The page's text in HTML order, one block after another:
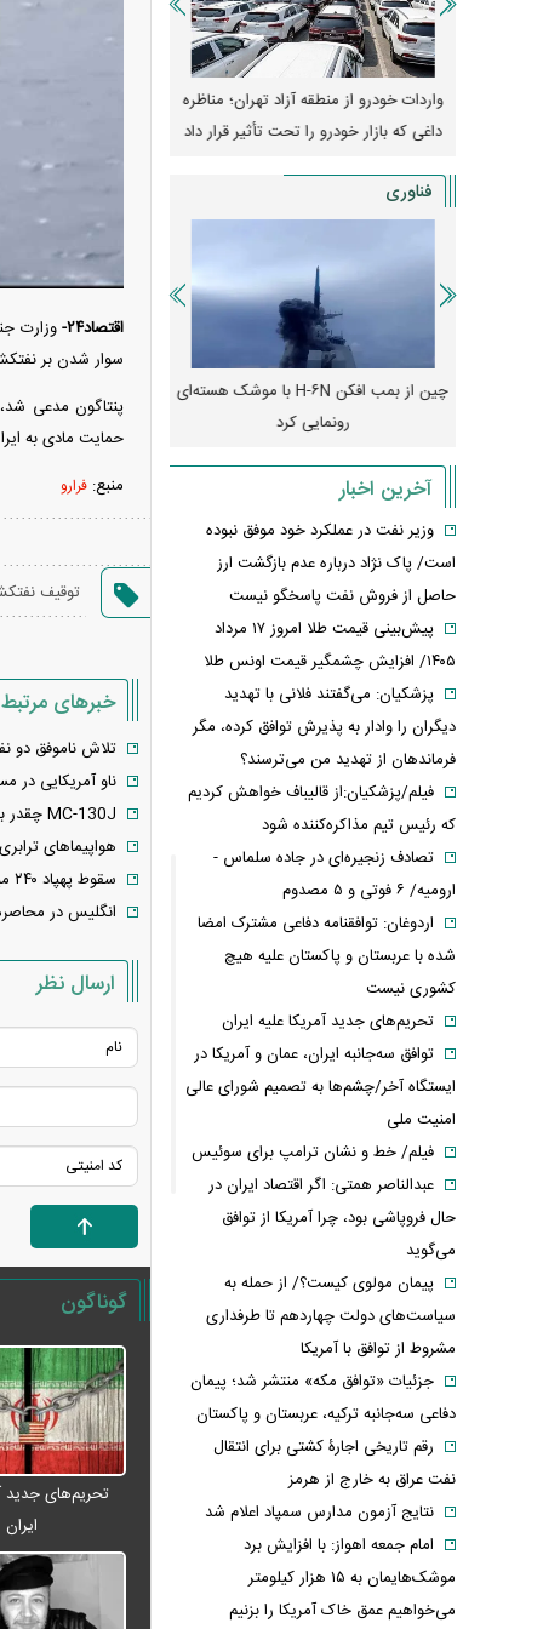
اقتصاد۲۴-
وزارت
سوار شدن بر
پنتاگون مدعی
حمایت مادی به
منبع: فرارو
توقیف
خبرهای مرتبط
تلاش ناموفق دو
ناو آمریکایی در
MC-130J چقدر برای آمریکا تمام می‌شود؟ قیمت خرید تا خرج سالانه
هواپیماهای
سقوط پهپاد ۲۴۰ میلیون دلاری آمریکا در جنگ ایران؛ پیامش برای خلیج فارس چیست؟
انگلیس در
ارسال نظر
گوناگون
تحریم‌های جدید
ایران
واردات خودرو از منطقه آزاد تهران؛ مناظره
داغی که بازار خودرو را تحت تأثیر قرار داد
فناوری
چین از بمب افکن H-۶N با موشک هسته‌ای
رونمایی کرد
پهپاد رهگیر یا موشک
کدامیک
آخرین اخبار
وزیر نفت در عملکرد خود موفق نبوده
است/ پاک نژاد درباره عدم بازگشت ارز
حاصل از فروش نفت پاسخگو نیست
پیش‌بینی قیمت طلا امروز ۱۷ مرداد
۱۴۰۵/ افزایش چشمگیر قیمت اونس طلا
پزشکیان: می‌گفتند فلانی با تهدید
دیگران را وادار به پذیرش توافق کرده، مگر
فرماندهان از تهدید من می‌ترسند؟
فیلم/پزشکیان:از قالیباف خواهش کردیم
که رئیس تیم مذاکره‌کننده شود
تصادف زنجیره‌ای در جاده سلماس -
ارومیه/ ۶ فوتی و ۵ مصدوم
اردوغان: توافقنامه دفاعی مشترک امضا
شده با عربستان و پاکستان علیه هیچ
کشوری نیست
تحریم‌های جدید آمریکا علیه ایران
توافق سه‌جانبه ایران، عمان و آمریکا در
ایستگاه آخر/چشم‌ها به تصمیم شورای عالی
امنیت ملی
فیلم/ خط و نشان ترامپ برای سوئیس
عبدالناصر همتی: اگر اقتصاد ایران در
حال فروپاشی بود، چرا آمریکا از توافق
می‌گوید
پیمان مولوی کیست؟/ از حمله به
سیاست‌های دولت چهاردهم تا طرفداری
مشروط از توافق با آمریکا
جزئیات «توافق مکه» منتشر شد؛ پیمان
دفاعی سه‌جانبه ترکیه، عربستان و پاکستان
رقم تاریخی اجارۀ کشتی برای انتقال
نفت عراق به خارج از هرمز
نتایج آزمون مدارس سمپاد اعلام شد
امام‌ جمعه اهواز: با افزایش برد
موشک‌هایمان به ۱۵ هزار کیلومتر
می‌خواهیم عمق خاک آمریکا را بزنیم